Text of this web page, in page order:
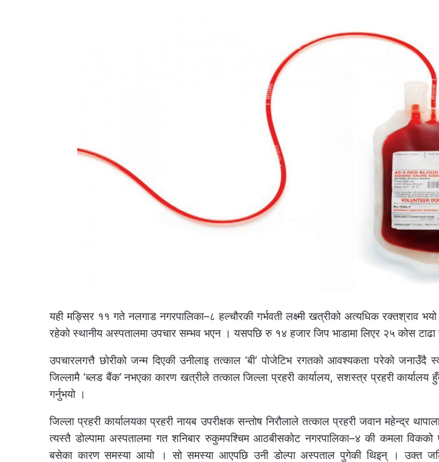
यही मङ्सिर ११ गते नलगाड नगरपालिका–८ हल्चौरकी गर्भवती लक्ष्मी खत्रीको अत्यधिक रक्तश्राव
रहेको स्थानीय अस्पतालमा उपचार सम्भव भएन । यसपछि रु १४ हजार जिप भाडामा लिएर २५ कोस
उपचारलगत्तै छोरीको जन्म दिएकी उनीलाइ तत्काल ‘बी’ पोजेटिभ रगतको आवश्यकता परेको जनाउँदै
जिल्लामै ‘ब्लड बैंक’ नभएका कारण खत्रीले तत्काल जिल्ला प्रहरी कार्यालय, सशस्त्र प्रहरी कार्यालय
गर्नुभयो ।
जिल्ला प्रहरी कार्यालयका प्रहरी नायब उपरीक्षक सन्तोष निरौलाले तत्काल प्रहरी जवान महेन्द्र
त्यस्तै डोल्पामा अस्पतालमा गत शनिबार रुकुमपश्चिम आठबीसकोट नगरपालिका–४ की कमला विकको
बसेका कारण समस्या आयो । सो समस्या आएपछि उनी डोल्पा अस्पताल पुगेकी थिइन् । उक्त जटिल